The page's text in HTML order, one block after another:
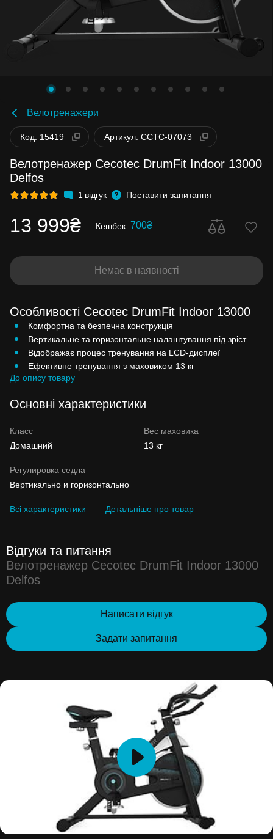
Велотренажери
Код: 15419 Артикул: CCTC-07073
Велотренажер Cecotec DrumFit Indoor 13000
Delfos
1 відгук Поставити запитання
13 999₴ Кешбек 700₴
Немає в наявності
Особливості Cecotec DrumFit Indoor 13000
Комфортна та безпечна конструкція
Вертикальне та горизонтальне налаштування під зріст
Відображає процес тренування на LCD-дисплеї
Ефективне тренування з маховиком 13 кг
До опису товару
Основні характеристики
Класс
Домашний
Вес маховика
13 кг
Регулировка седла
Вертикально и горизонтально
Всі характеристики Детальніше про товар
Відгуки та питання
Велотренажер Cecotec DrumFit Indoor 13000
Delfos
Написати відгук
Задати запитання